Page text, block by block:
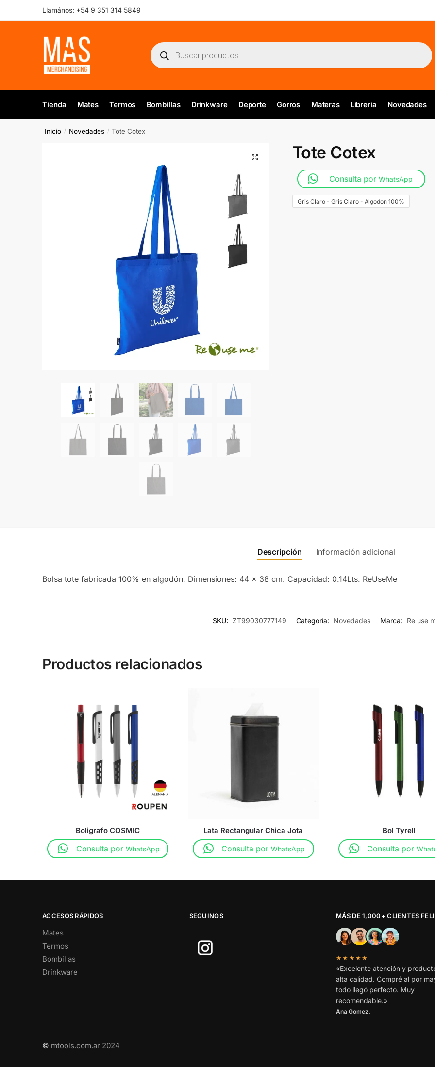
Llamános: +54 9 351 314 5849
Búsqueda
de
productos
Tienda Mates Termos Bombillas Drinkware Deporte Gorros Materas Libreria Novedades
Inicio / Novedades / Tote Cotex
Tote Cotex
Consulta porWhatsApp
Gris Claro - Gris Claro - Algodon 100%
Descripción Información adicional
Bolsa tote fabricada 100% en algodón. Dimensiones: 44 x 38 cm. Capacidad: 0.14Lts. ReUseMe
SKU: ZT99030777149 Categoría: Novedades Marca: Re use
Productos relacionados
Boligrafo COSMIC
Consulta por WhatsApp
Lata Rectangular Chica Jota
Consulta porWhatsApp
Bol Tyrell
Consulta por
ACCESOS RÁPIDOS
Mates
Termos
Bombillas
Drinkware
SEGUINOS MÁS DE 1,000+ CLIENTES
★★★★★
«Excelente atención y
alta calidad. Compré al por
todo llegó perfecto. Muy
recomendable.»
Ana Gomez.
© mtools.com.ar 2024